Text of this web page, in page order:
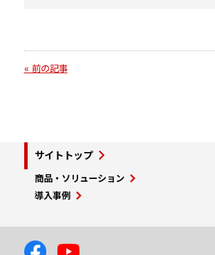
« 前の記事
サイトトップ
商品・ソリューション
導入事例